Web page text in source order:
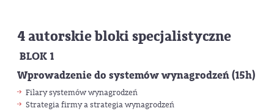
4 autorskie bloki specjalistyczne
BLOK 1
Wprowadzenie do systemów wynagrodzeń (15h)
Filary systemów wynagrodzeń
Strategia firmy a strategia wynagrodzeń